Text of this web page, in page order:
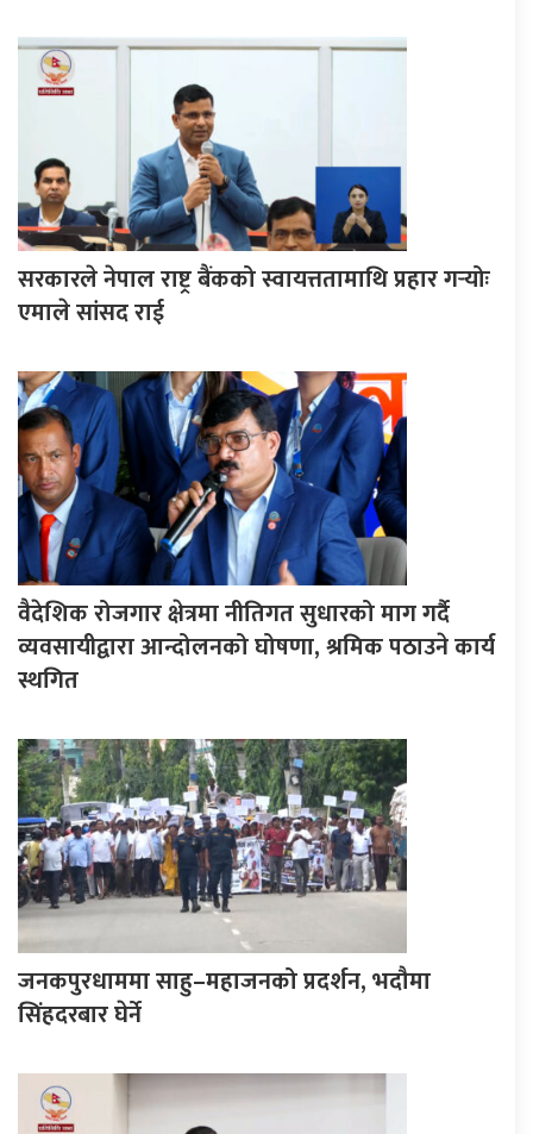
सरकारले नेपाल राष्ट्र बैंकको स्वायत्ततामाथि प्रहार गर्‍योः
एमाले सांसद राई
वैदेशिक रोजगार क्षेत्रमा नीतिगत सुधारको माग गर्दै
व्यवसायीद्वारा आन्दोलनको घोषणा, श्रमिक पठाउने कार्य
स्थगित
जनकपुरधाममा साहु–महाजनको प्रदर्शन, भदौमा
सिंहदरबार घेर्ने